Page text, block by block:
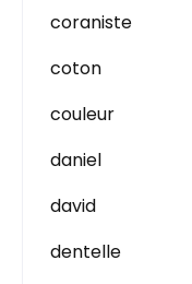
coraniste
coton
couleur
daniel
david
dentelle